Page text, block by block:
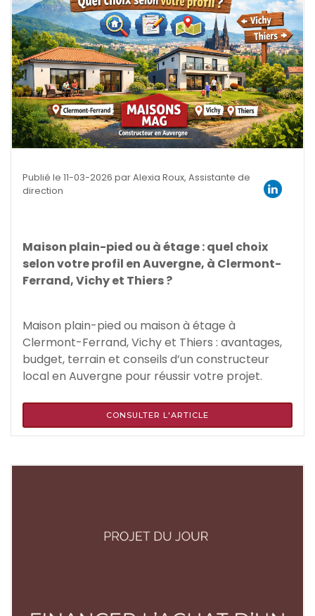
Publié le 11-03-2026 par Alexia Roux, Assistante de
direction
Maison plain-pied ou à étage : quel choix
selon votre profil en Auvergne, à Clermont-
Ferrand, Vichy et Thiers ?
Maison plain-pied ou maison à étage à
Clermont-Ferrand, Vichy et Thiers : avantages,
budget, terrain et conseils d’un constructeur
local en Auvergne pour réussir votre projet.
CONSULTER L'ARTICLE